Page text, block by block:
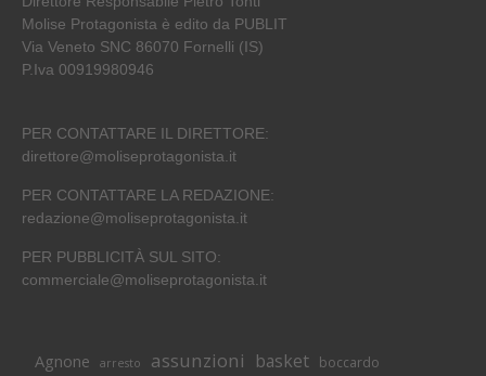
Molise Protagonista è edito da PUBLIT
Via Veneto SNC 86070 Fornelli (IS)
P.Iva 00919980946
PER CONTATTARE IL DIRETTORE:
direttore@moliseprotagonista.it
PER CONTATTARE LA REDAZIONE:
redazione@moliseprotagonista.it
PER PUBBLICITÀ SUL SITO:
commerciale@moliseprotagonista.it
Agnone arresto assunzioni basket boccardo